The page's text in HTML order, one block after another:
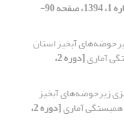
[دوره 2، شماره 1، 1394، صفحه 90-
آبخیز استان
آماری [دوره 2،
زیرحوضه‌های آبخیز
همبستگی آماری [دوره 2،